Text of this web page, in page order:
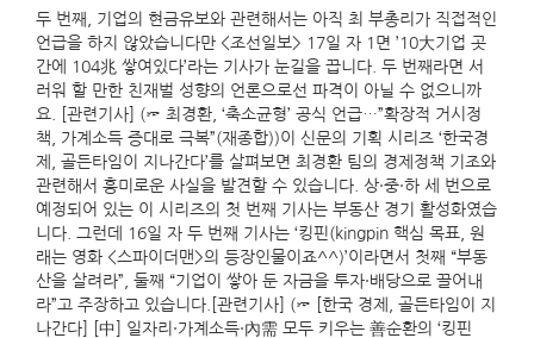
두 번째, 기업의 현금유보와 관련해서는 아직 최 부총리가 직접적인
언급을 하지 않았습니다만 <조선일보> 17일 자 1면 ’10大기업 곳
간에 104兆 쌓여있다’라는 기사가 눈길을 끕니다. 두 번째라면 서
러워 할 만한 친재벌 성향의 언론으로선 파격이 아닐 수 없으니까
요. [관련기사] (☞ 최경환, ‘축소균형’ 공식 언급…”확장적 거시정
책, 가계소득 증대로 극복”(재종합))이 신문의 기획 시리즈 ‘한국경
제, 골든타임이 지나간다’를 살펴보면 최경환 팀의 경제정책 기조와
관련해서 흥미로운 사실을 발견할 수 있습니다. 상·중·하 세 번으로
예정되어 있는 이 시리즈의 첫 번째 기사는 부동산 경기 활성화였습
니다. 그런데 16일 자 두 번째 기사는 ‘킹핀(kingpin 핵심 목표, 원
래는 영화 <스파이더맨>의 등장인물이죠^^)’이라면서 첫째 “부동
산을 살려라”, 둘째 “기업이 쌓아 둔 자금을 투자·배당으로 끌어내
라”고 주장하고 있습니다.[관련기사] (☞ [한국 경제, 골든타임이 지
나간다] [中] 일자리·가계소득·內需 모두 키우는 善순환의 ‘킹핀